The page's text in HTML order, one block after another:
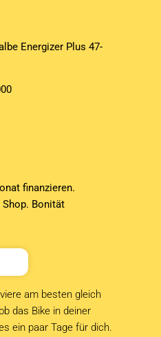
Energizer Plus 47-
finanzieren.
Bonität
am besten gleich
das Bike in deiner
ein paar Tage für dich.